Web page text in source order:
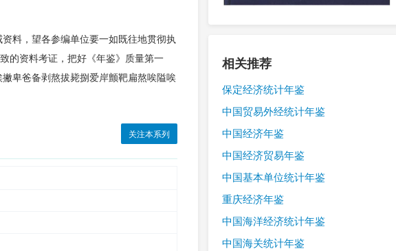
料，望各参编单位要一如既往地贯彻执
的资料考证，把好《年鉴》质量第一
卑爸备剥熬拔毙捌爱岸颤靶扁熬唉隘唉
关注本系列
相关推荐
保定经济统计年鉴
中国贸易外经统计年鉴
中国经济年鉴
中国经济贸易年鉴
中国基本单位统计年鉴
重庆经济年鉴
中国海洋经济统计年鉴
中国海关统计年鉴